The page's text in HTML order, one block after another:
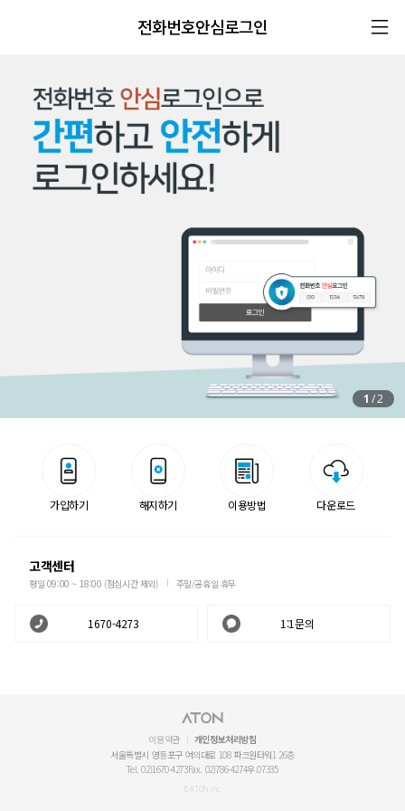
전화번호안심로그인
1 /2
가입하기 해지하기 이용방법 다운로드
고객센터
평일 09:00 ~ 18:00 (점심시간 제외) 주말/공휴일 휴무
1670-4273 1:1문의
이용약관
개인정보처리방침
서울특별시 영등포구 여의대로 108 파크원타워1 26층
Tel. 02)1670-4273Fax. 02)786-4274우.07335
© ATON Inc.